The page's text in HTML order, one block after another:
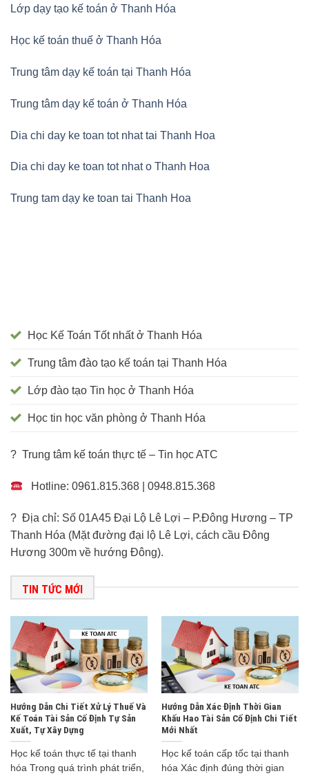
Lớp dạy tạo kế toán ở Thanh Hóa
Học kế toán thuế ở Thanh Hóa
Trung tâm dạy kế toán tại Thanh Hóa
Trung tâm dạy kế toán ở Thanh Hóa
Dia chi day ke toan tot nhat tai Thanh Hoa
Dia chi day ke toan tot nhat o Thanh Hoa
Trung tam dạy ke toan tai Thanh Hoa
Học Kế Toán Tốt nhất ở Thanh Hóa
Trung tâm đào tạo kế toán tại Thanh Hóa
Lớp đào tạo Tin học ở Thanh Hóa
Học tin học văn phòng ở Thanh Hóa
? Trung tâm kế toán thực tế – Tin học ATC
Hotline: 0961.815.368 | 0948.815.368
? Địa chỉ: Số 01A45 Đại Lộ Lê Lợi – P.Đông Hương – TP
Thanh Hóa (Mặt đường đại lộ Lê Lợi, cách cầu Đông
Hương 300m về hướng Đông).
TIN TỨC MỚI
Hướng Dẫn Chi Tiết Xử Lý Thuế Và
Kế Toán Tài Sản Cố Định Tự Sản
Xuất, Tự Xây Dựng
Học kế toán thực tế tại thanh
hóa Trong quá trình phát triển,
Hướng Dẫn Xác Định Thời Gian
Khấu Hao Tài Sản Cố Định Chi Tiết
Mới Nhất
Học kế toán cấp tốc tại thanh
hóa Xác định đúng thời gian